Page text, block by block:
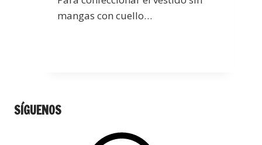
mangas con cuello…
SÍGUENOS